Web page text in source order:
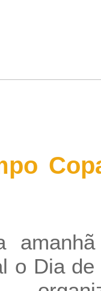
o Dia